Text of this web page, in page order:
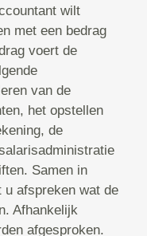
wilt
met een bedrag
voert de
van de
het opstellen
de
Samen in
u afspreken wat de
Afhankelijk
afgesproken.